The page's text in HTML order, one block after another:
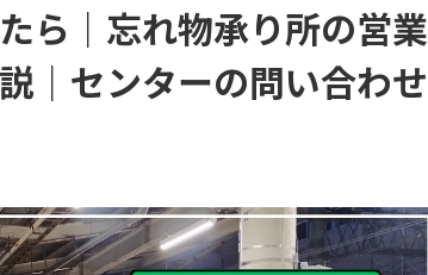
ら｜忘れ物承り所の営業
｜センターの問い合わせ